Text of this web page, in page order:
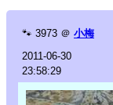
🐾 3973 ＠ 小梅
2011-06-30
23:58:29